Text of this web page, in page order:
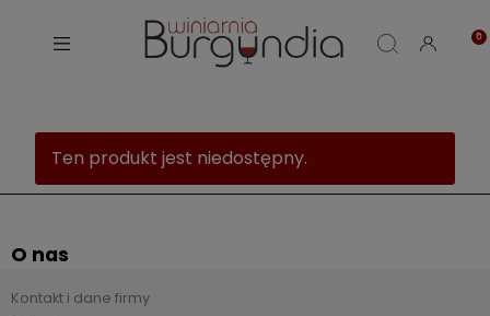
Ten produkt jest niedostępny.
O nas
Kontakt i dane firmy